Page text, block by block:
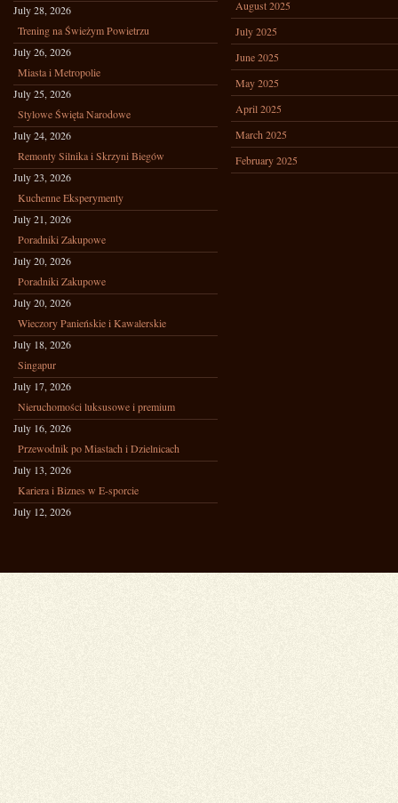
July 28, 2026
Trening na Świeżym Powietrzu
July 26, 2026
Miasta i Metropolie
July 25, 2026
Stylowe Święta Narodowe
July 24, 2026
Remonty Silnika i Skrzyni Biegów
July 23, 2026
Kuchenne Eksperymenty
July 21, 2026
Poradniki Zakupowe
July 20, 2026
Poradniki Zakupowe
July 20, 2026
Wieczory Panieńskie i Kawalerskie
July 18, 2026
Singapur
July 17, 2026
Nieruchomości luksusowe i premium
July 16, 2026
Przewodnik po Miastach i Dzielnicach
July 13, 2026
Kariera i Biznes w E-sporcie
July 12, 2026
August 2025
July 2025
June 2025
May 2025
April 2025
March 2025
February 2025